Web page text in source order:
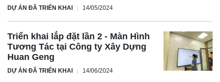
DỰ ÁN ĐÃ TRIỂN KHAI 14/05/2024
Triển khai lắp đặt lần 2 - Màn Hình
Tương Tác tại Công ty Xây Dựng
Huan Geng
DỰ ÁN ĐÃ TRIỂN KHAI 14/06/2024